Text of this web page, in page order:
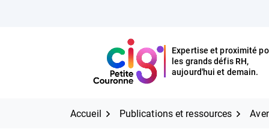
CIG Petite Couronne
Expertise et proximité
les grands défis RH,
aujourd'hui et demain.
CIG Petite Couronne
Expertise et proximité pour
les grands défis RH,
aujourd'hui et demain.
Accueil Publications et ressources